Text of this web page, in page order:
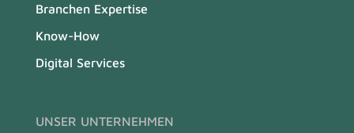
Branchen Expertise
Know-How
Digital Services
UNSER UNTERNEHMEN